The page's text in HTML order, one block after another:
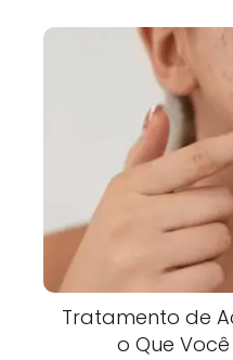
Tratamento de
o Que